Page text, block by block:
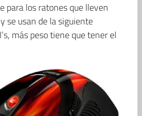
para los ratones que lleven
se usan de la siguiente
más peso tiene que tener el